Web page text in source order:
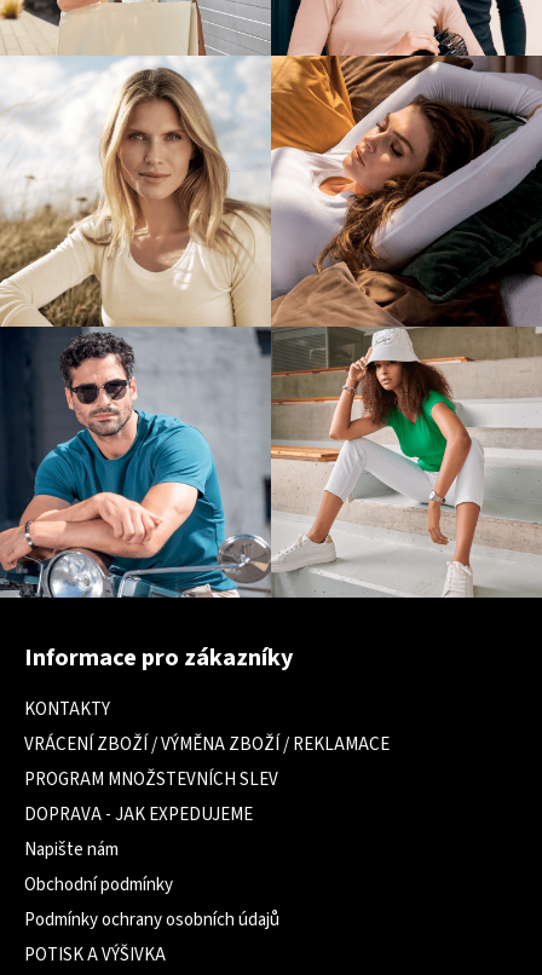
Z
Informace pro zákazníky
KONTAKTY
VRÁCENÍ ZBOŽÍ / VÝMĚNA ZBOŽÍ / REKLAMACE
PROGRAM MNOŽSTEVNÍCH SLEV
DOPRAVA - JAK EXPEDUJEME
Napište nám
Obchodní podmínky
Podmínky ochrany osobních údajů
POTISK A VÝŠIVKA